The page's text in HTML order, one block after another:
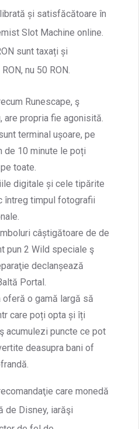
și satisfăcătoare în
Slot Machine online.
sunt taxați și
nu 50 RON.
Runescape, ş
are propria fie agonisită.
terminal ușoare, pe
de 10 minute le poți
toate.
digitale și cele tipărite
întreg timpul fotografii
câștigătoare de de
pun 2 Wild speciale ş
declanșează
Portal.
oferă o gamă largă să
care poți opta și îți
acumulezi puncte ce pot
deasupra bani of
care monedă
de Disney, iarăşi